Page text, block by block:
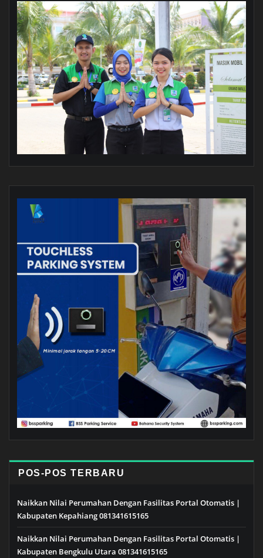
POS-POS TERBARU
Naikkan Nilai Perumahan Dengan Fasilitas Portal Otomatis |
Kabupaten Kepahiang 081341615165
Naikkan Nilai Perumahan Dengan Fasilitas Portal Otomatis |
Kabupaten Bengkulu Utara 081341615165